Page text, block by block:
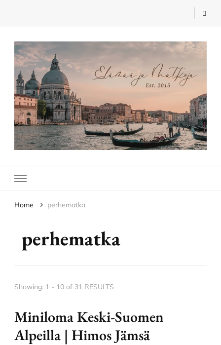
Elämää ja Matkoja
Home perhematka
perhematka
Showing: 1 - 10 of 31 RESULTS
Miniloma Keski-Suomen
Alpeilla | Himos Jämsä